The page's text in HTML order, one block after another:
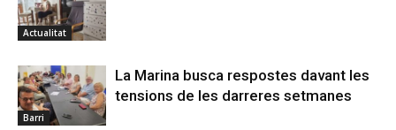
Actualitat
Barri
La Marina busca respostes davant les
tensions de les darreres setmanes